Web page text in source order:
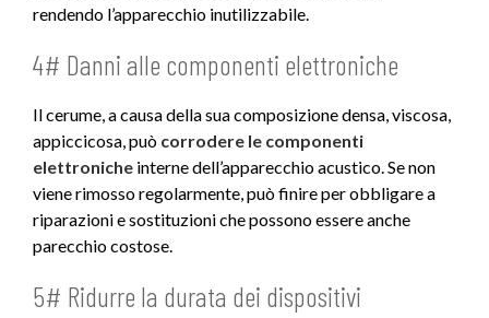
rendendo l’apparecchio inutilizzabile.
4# Danni alle componenti elettroniche
Il cerume, a causa della sua composizione densa, viscosa,
appiccicosa, può corrodere le componenti
elettroniche interne dell’apparecchio acustico. Se non
viene rimosso regolarmente, può finire per obbligare a
riparazioni e sostituzioni che possono essere anche
parecchio costose.
5# Ridurre la durata dei dispositivi